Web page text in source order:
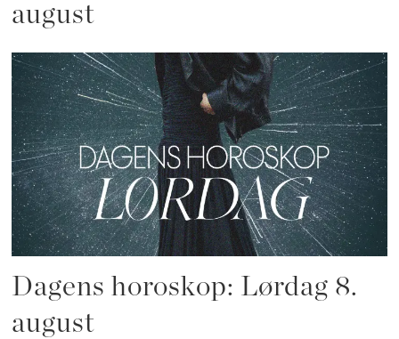
august
Dagens horoskop: Lørdag 8.
august